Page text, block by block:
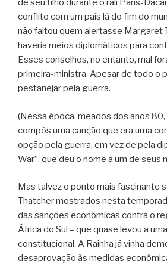
de seu filho durante o rali Paris-
conflito com um país lá do fim do
não faltou quem alertasse Margaret
haveria meios diplomáticos para
Esses conselhos, no entanto, mal
primeira-ministra. Apesar de todo o
pestanejar pela guerra.
(Nessa época, meados dos anos
compôs uma canção que era uma
opção pela guerra, em vez de pela
War”, que deu o nome a um de seus
Mas talvez o ponto mais fascinante
Thatcher mostrados nesta
das sanções econômicas contra o
África do Sul – que quase levou a
constitucional. A Rainha já vinha
desaprovação às medidas